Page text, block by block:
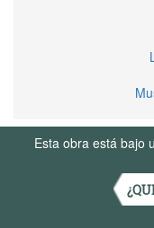
Esta obra está bajo